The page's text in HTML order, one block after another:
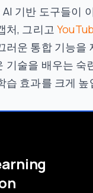
AI 기반 도구들이
처, 그리고
러운 통합 기능
기술을 배우는
습 효과를 크게 높